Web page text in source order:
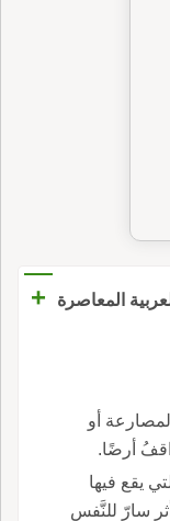
المعاصرة +
أو
أرضًا.
يقع فيها
سارّ للنَّفس